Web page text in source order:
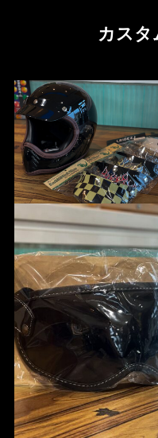
カスタ